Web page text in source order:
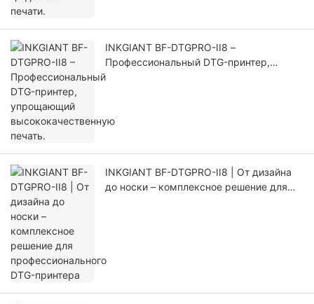
INKGIANT BF-DTGPRO-II8 –
Профессиональный DTG-принтер,
упрощающий высококачественную
INKGIANT BF-DTGPRO-II8 | От дизайна
до носки – комплексное решение для